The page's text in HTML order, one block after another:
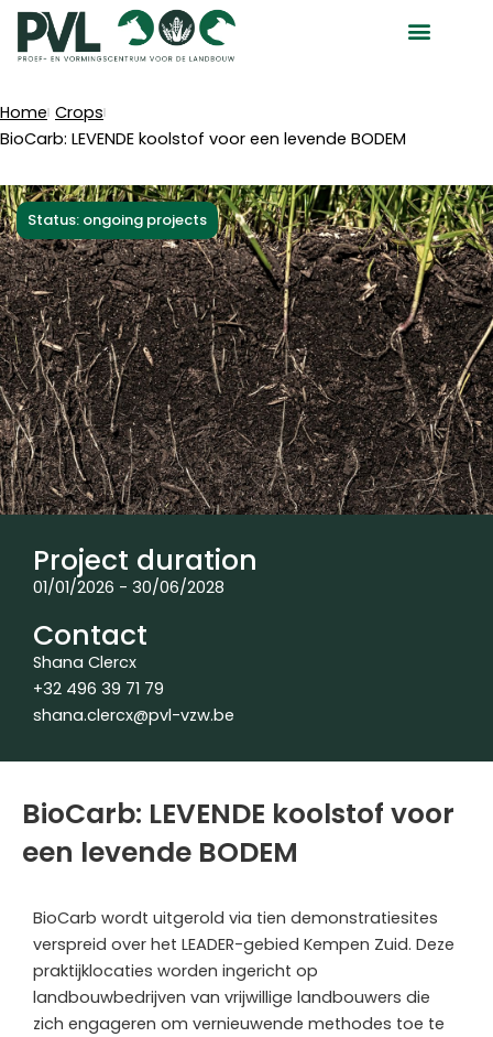
Skip
content
Home Crops
BioCarb: LEVENDE koolstof voor een levende BODEM
Status: ongoing projects
Project duration
01/01/2026 - 30/06/2028
Contact
Shana Clercx
+32 496 39 71 79
shana.clercx@pvl-vzw.be
BioCarb: LEVENDE koolstof voor
een levende BODEM
BioCarb wordt uitgerold via tien demonstratiesites
verspreid over het LEADER-gebied Kempen Zuid. Deze
praktijklocaties worden ingericht op
landbouwbedrijven van vrijwillige landbouwers die
zich engageren om vernieuwende methodes toe te